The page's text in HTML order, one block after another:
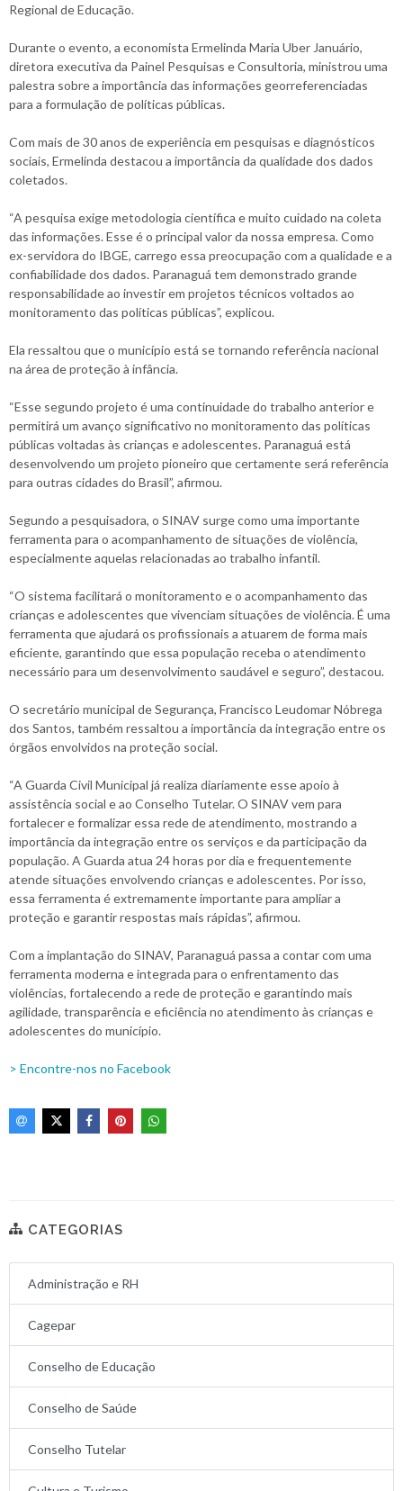
Regional de Educação.
Durante o evento, a economista Ermelinda Maria Uber Januário,
diretora executiva da Painel Pesquisas e Consultoria, ministrou uma
palestra sobre a importância das informações georreferenciadas
para a formulação de políticas públicas.
Com mais de 30 anos de experiência em pesquisas e diagnósticos
sociais, Ermelinda destacou a importância da qualidade dos dados
coletados.
“A pesquisa exige metodologia científica e muito cuidado na coleta
das informações. Esse é o principal valor da nossa empresa. Como
ex-servidora do IBGE, carrego essa preocupação com a qualidade e a
confiabilidade dos dados. Paranaguá tem demonstrado grande
responsabilidade ao investir em projetos técnicos voltados ao
monitoramento das políticas públicas”, explicou.
Ela ressaltou que o município está se tornando referência nacional
na área de proteção à infância.
“Esse segundo projeto é uma continuidade do trabalho anterior e
permitirá um avanço significativo no monitoramento das políticas
públicas voltadas às crianças e adolescentes. Paranaguá está
desenvolvendo um projeto pioneiro que certamente será referência
para outras cidades do Brasil”, afirmou.
Segundo a pesquisadora, o SINAV surge como uma importante
ferramenta para o acompanhamento de situações de violência,
especialmente aquelas relacionadas ao trabalho infantil.
“O sistema facilitará o monitoramento e o acompanhamento das
crianças e adolescentes que vivenciam situações de violência. É uma
ferramenta que ajudará os profissionais a atuarem de forma mais
eficiente, garantindo que essa população receba o atendimento
necessário para um desenvolvimento saudável e seguro”, destacou.
O secretário municipal de Segurança, Francisco Leudomar Nóbrega
dos Santos, também ressaltou a importância da integração entre os
órgãos envolvidos na proteção social.
“A Guarda Civil Municipal já realiza diariamente esse apoio à
assistência social e ao Conselho Tutelar. O SINAV vem para
fortalecer e formalizar essa rede de atendimento, mostrando a
importância da integração entre os serviços e da participação da
população. A Guarda atua 24 horas por dia e frequentemente
atende situações envolvendo crianças e adolescentes. Por isso,
essa ferramenta é extremamente importante para ampliar a
proteção e garantir respostas mais rápidas”, afirmou.
Com a implantação do SINAV, Paranaguá passa a contar com uma
ferramenta moderna e integrada para o enfrentamento das
violências, fortalecendo a rede de proteção e garantindo mais
agilidade, transparência e eficiência no atendimento às crianças e
adolescentes do município.
> Encontre-nos no Facebook
CATEGORIAS
Administração e RH
Cagepar
Conselho de Educação
Conselho de Saúde
Conselho Tutelar